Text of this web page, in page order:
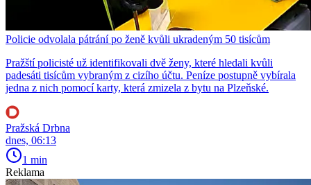
Policie odvolala pátrání po ženě kvůli ukradeným 50 tisícům
Pražští policisté už identifikovali dvě ženy, které hledali kvůli
padesáti tisícům vybraným z cizího účtu. Peníze postupně vybírala
jedna z nich pomocí karty, která zmizela z bytu na Plzeňské.
Pražská Drbna
dnes, 06:13
1 min
Reklama